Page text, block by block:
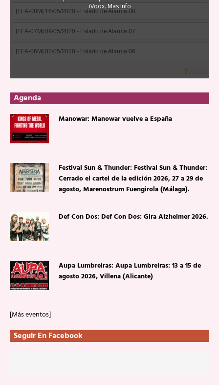
Agenda
Manowar: Manowar vuelve a España
Festival Sun & Thunder: Festival Sun & Thunder:
Cerrado el cartel de la edición 2026, 27 a 29 de
agosto, Marenostrum Fuengirola (Málaga).
Def Con Dos: Def Con Dos: Gira Alzheimer 2026.
Aupa Lumbreiras: Aupa Lumbreiras: 13 a 15 de
agosto 2026, Villena (Alicante)
[Más eventos]
Seguir En Facebook